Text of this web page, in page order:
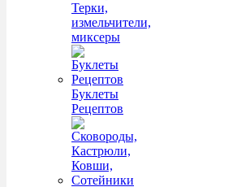
Терки,
измельчители,
миксеры
Буклеты
Рецептов